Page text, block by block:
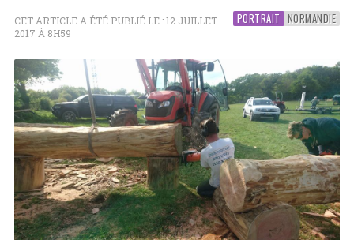
PORTRAIT NORMANDIE
CET ARTICLE A ÉTÉ PUBLIÉ LE : 12 JUILLET
2017 À 8H59